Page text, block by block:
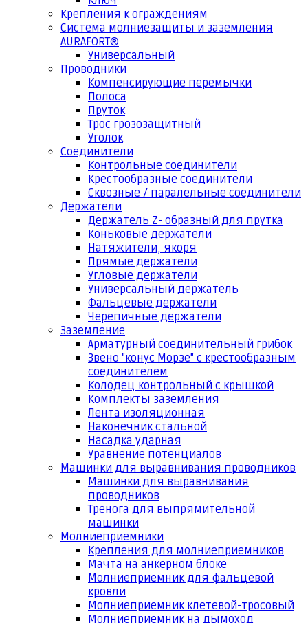
Крепления к ограждениям
Система молниезащиты и заземления
AURAFORT®
Универсальный
Проводники
Компенсирующие перемычки
Полоса
Пруток
Трос грозозащитный
Уголок
Соединители
Контрольные соединители
Крестообразные соединители
Сквозные / паралельные соединители
Держатели
Держатель Z- образный для прутка
Коньковые держатели
Натяжители, якоря
Прямые держатели
Угловые держатели
Универсальный держатель
Фальцевые держатели
Черепичные держатели
Заземление
Арматурный соединительный грибок
Звено "конус Морзе" с крестообразным
соединителем
Колодец контрольный с крышкой
Комплекты заземления
Лента изоляционная
Наконечник стальной
Насадка ударная
Уравнение потенциалов
Машинки для выравнивания проводников
Машинки для выравнивания
проводников
Тренога для выпрямительной
машинки
Молниеприемники
Крепления для молниеприемников
Мачта на анкерном блоке
Молниеприемник для фальцевой
кровли
Молниеприемник клетевой-тросовый
Молниеприемник на дымоход